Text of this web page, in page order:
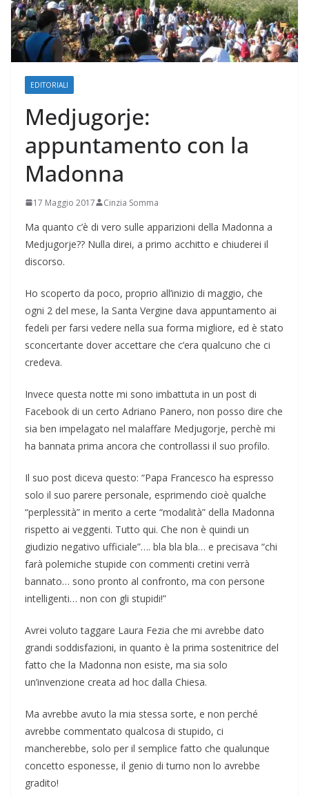
EDITORIALI
Medjugorje:
appuntamento con la
Madonna
17 Maggio 2017 Cinzia Somma
Ma quanto c’è di vero sulle apparizioni della Madonna a
Medjugorje?? Nulla direi, a primo acchitto e chiuderei il
discorso.
Ho scoperto da poco, proprio all’inizio di maggio, che
ogni 2 del mese, la Santa Vergine dava appuntamento ai
fedeli per farsi vedere nella sua forma migliore, ed è stato
sconcertante dover accettare che c’era qualcuno che ci
credeva.
Invece questa notte mi sono imbattuta in un post di
Facebook di un certo Adriano Panero, non posso dire che
sia ben impelagato nel malaffare Medjugorje, perchè mi
ha bannata prima ancora che controllassi il suo profilo.
Il suo post diceva questo: “Papa Francesco ha espresso
solo il suo parere personale, esprimendo cioè qualche
“perplessità” in merito a certe “modalità” della Madonna
rispetto ai veggenti. Tutto qui. Che non è quindi un
giudizio negativo ufficiale”…. bla bla bla… e precisava “chi
farà polemiche stupide con commenti cretini verrà
bannato… sono pronto al confronto, ma con persone
intelligenti… non con gli stupidi!”
Avrei voluto taggare Laura Fezia che mi avrebbe dato
grandi soddisfazioni, in quanto è la prima sostenitrice del
fatto che la Madonna non esiste, ma sia solo
un’invenzione creata ad hoc dalla Chiesa.
Ma avrebbe avuto la mia stessa sorte, e non perché
avrebbe commentato qualcosa di stupido, ci
mancherebbe, solo per il semplice fatto che qualunque
concetto esponesse, il genio di turno non lo avrebbe
gradito!